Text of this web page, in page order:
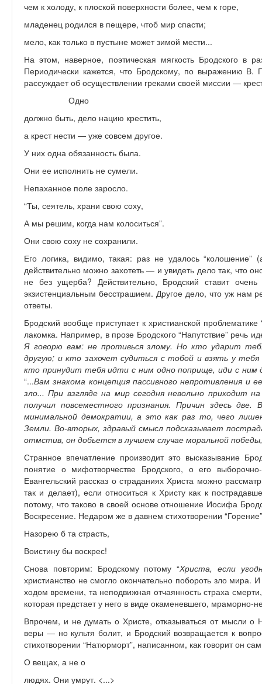
чем к холоду, к плоской поверхности более, чем к горе,
младенец родился в пещере, чтоб мир спасти;
мело, как только в пустыне может зимой мести...
На этом, наверное, поэтическая мягкость Бродского в
Периодически кажется, что Бродскому, по выражению В.
рассуждает об осуществлении греками своей миссии —
Одно
должно быть, дело нацию крестить,
а крест нести — уже совсем другое.
У них одна обязанность была.
Они ее исполнить не сумели.
Непаханное поле заросло.
“Ты, сеятель, храни свою соху,
А мы решим, когда нам колоситься”.
Они свою соху не сохранили.
Его логика, видимо, такая: раз не удалось
действительно можно захотеть — и увидеть дело так, что
не без ущерба? Действительно, Бродский ставит
экзистенциальным бесстрашием. Другое дело, что уж нам
ответы.
Бродский вообще приступает к христианской
лакомка. Например, в прозе Бродского “Напутствие” речь
Я говорю вам: не противься злому. Но кто ударит
другую; и кто захочет судиться с тобой и взять у
кто принудит тебя идти с ним одно поприще, иди с ним
“...Вам знакома концепция пассивного непротивления и
зло... При взгляде на мир сегодня невольно приходит
получил повсеместного признания. Причин здесь
минимальной демократии, а это как раз то, чего
Земли. Во-вторых, здравый смысл подсказывает
отмстив, он добьется в лучшем случае моральной
Странное впечатление производит это высказывание
понятие о мифотворчестве Бродского, о его
Евангельский рассказ о страданиях Христа можно
так и делает), если относиться к Христу как к
потому, что таково в своей основе отношение Иосифа
Воскресение. Недаром же в давнем стихотворении
Назорею б та страсть,
Воистину бы воскрес!
Снова повторим: Бродскому потому “Христа, если
христианство не смогло окончательно побороть зло
ходом времени, та неподвижная отчаянность страха
которая предстает у него в виде окаменевшего, мраморно-
Впрочем, и не думать о Христе, отказываться от мысли
веры — но культя болит, и Бродский возвращается к
стихотворении “Натюрморт”, написанном, как говорит он
О вещах, а не о
людях. Они умрут. <...>